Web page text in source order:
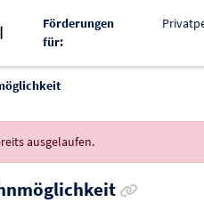
Förderungen
für:
ausgelaufen.
Link zur